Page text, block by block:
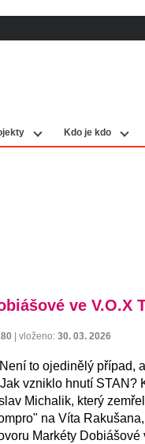
ve V.O.X
vloženo: 30. 03. 2026
to ojedinělý případ,
vzniklo hnutí STAN?
Michalik, který
na Víta
Markéty Dobiášové
Kdo je kdo